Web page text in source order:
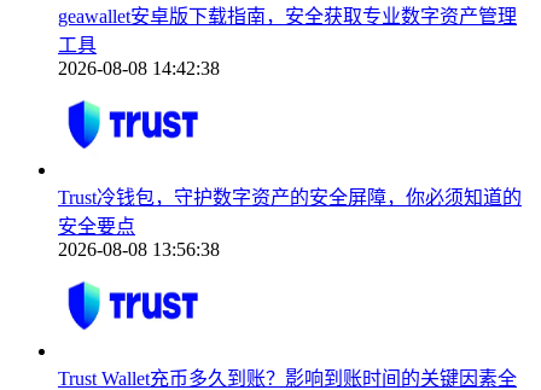
geawallet安卓版下载指南，安全获取专业数字资产管理
工具
2026-08-08 14:42:38
Trust冷钱包，守护数字资产的安全屏障，你必须知道的
安全要点
2026-08-08 13:56:38
Trust Wallet充币多久到账？影响到账时间的关键因素全